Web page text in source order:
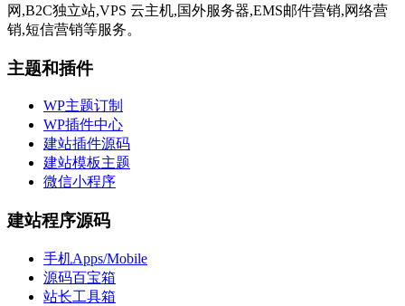
网,B2C独立站,VPS 云主机,国外服务器,EMS邮件营销,网络营
销,短信营销等服务。
主题和插件
WP主题订制
WP插件中心
建站插件源码
建站模板主题
微信小程序
建站程序源码
手机Apps/Mobile
源码百宝箱
站长工具箱